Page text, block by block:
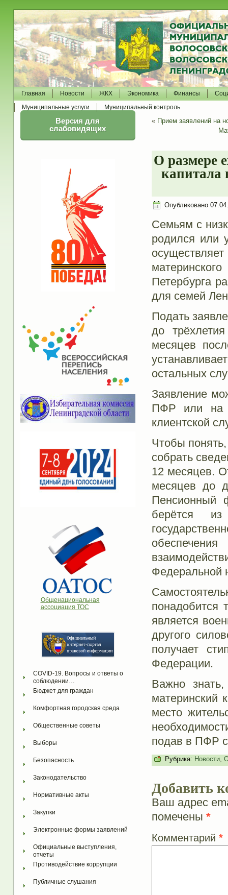
Главная Новости ЖКХ Экономика Финансы
Муниципальные услуги
Муниципальный контроль
Версия для
слабовидящих
Общенациональная
ассоциация ТОС
COVID-19. Вопросы и ответы о
соблюдении…
Бюджет для граждан
Комфортная городская среда
Общественные советы
Выборы
Безопасность
Законодательство
Нормативные акты
Закупки
Электронные формы заявлений
Официальные выступления,
отчеты
Противодействие коррупции
Публичные слушания
« Прием заявлений на
О размере
капитала
Опубликовано
Семьям с
родился или
Петербурга
для семей
Подать
до
месяцев
остальных
Заявление
ПФР или на
клиентской
Чтобы
собрать
12 месяцев.
месяцев до
Пенсионный
берётся
Федеральной
понадобится
является
другого
получает
Федерации.
Важно
материнский
место
подав в ПФР
Рубрика: Новости,
Добавить
Ваш адрес
помечены *
Комментарий *